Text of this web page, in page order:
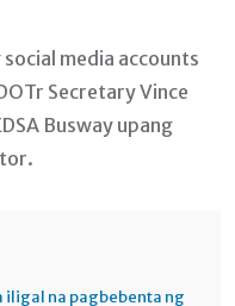
media accounts
Secretary Vince
Busway upang
iligal na pagbebenta ng